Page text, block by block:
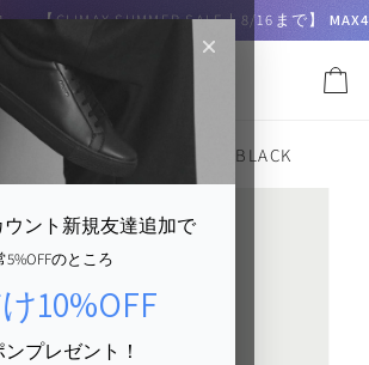
SUMMER SALE｜8/16まで】 MAX40%OFF
カ
α-RECOVERY® SOLE｜BLACK
ウント新規友達追加で
5%OFFのところ
10%OFF
プレゼント！